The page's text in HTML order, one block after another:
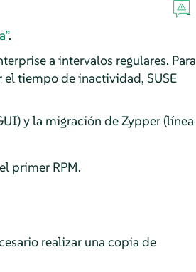
.
a intervalos regulares. Para
tiempo de inactividad, SUSE
y la migración de Zypper (línea
primer RPM.
realizar una copia de